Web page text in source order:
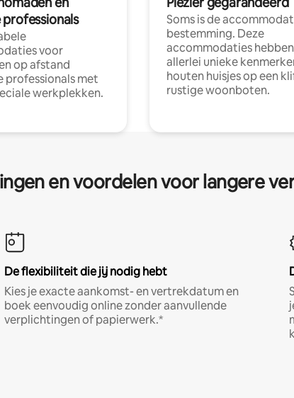
professionals
voor
op afstand
professionals met
werkplekken.
Soms is de
bestemming. Deze
accommodaties hebben
allerlei unieke
houten huisjes op een
rustige woonboten.
en voordelen voor langere
De flexibiliteit die jij nodig hebt
Kies je exacte aankomst- en vertrekdatum en
boek eenvoudig online zonder aanvullende
verplichtingen of papierwerk.*